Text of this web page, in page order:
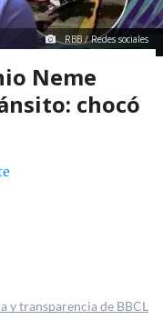
RBB / Redes sociales
Neme
chocó
y transparencia de BBCL